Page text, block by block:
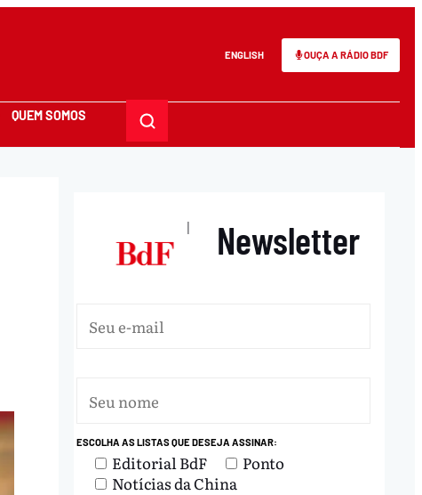
ENGLISH OUÇA A RÁDIO BDF
QUEM SOMOS
| Newsletter
ESCOLHA AS LISTAS QUE DESEJA ASSINAR:
Editorial BdF
Ponto
Notícias da China